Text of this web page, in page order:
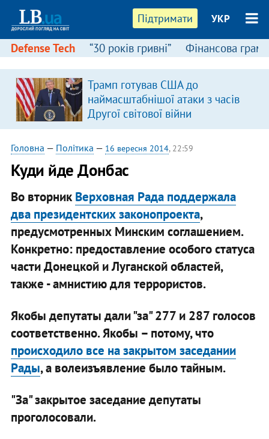
Підтримати УКР
Defense Tech “30 років гривні” Фінансова
Трамп готував США до
наймасштабнішої атаки з часів
Другої світової війни
Головна — Політика — 16 вересня 2014, 22:59
Куди йде Донбас
Во вторникВерховная Рада поддержала
два президентских законопроекта,
предусмотренных Минским соглашением.
Конкретно: предоставление особого статуса
части Донецкой и Луганской областей,
также - амнистию для террористов.
Якобы депутаты дали "за" 277 и 287 голосов
соответственно. Якобы – потому, что
происходило все на закрытом заседании
Рады, а волеизъявление было тайным.
"За" закрытое заседание депутаты
проголосовали.